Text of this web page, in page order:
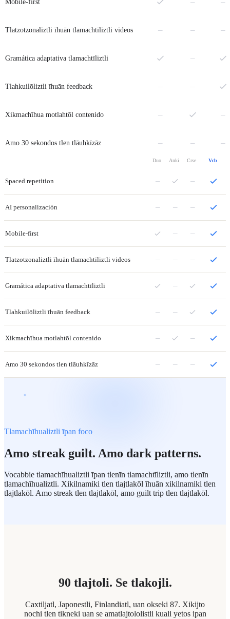
Mobile-first
Tlatzotzonaliztli īhuān tlamachtīliztli videos –Amo –Amo –
Gramática adaptativa tlamachtīliztli –Amo
Tlahkuilōliztli īhuān feedback –Amo –Amo
Xikmachīhua motlahtōl contenido –Amo –
Amo 30 sekondos tlen tlāuhkīzāz –Amo –Amo –
Duo Anki Crse Vcb
Spaced repetition – –
AI personalización – – –
Mobile-first – –
Tlatzotzonaliztli īhuān tlamachtīliztli videos – – –
Gramática adaptativa tlamachtīliztli –
Tlahkuilōliztli īhuān feedback – –
Xikmachīhua motlahtōl contenido – –
Amo 30 sekondos tlen tlāuhkīzāz – – –
Tlamachīhualiztli īpan foco
Amo streak guilt. Amo dark patterns.
Vocabbie tlamachīhualiztli īpan tlenīn tlamachtīliztli, amo tlenīn
tlamachīhualiztli. Xikilnamiki tlen tlajtlakōl īhuān xikilnamiki tlen
tlajtlakōl. Amo streak tlen tlajtlakōl, amo guilt trip tlen tlajtlakōl.
90 tlajtoli. Se tlakojli.
Caxtiljatl, Japonestli, Finlandiatl, uan okseki 87. Xikijto
nochi tlen tikneki uan se amatlajtololistli kuali yetos ipan